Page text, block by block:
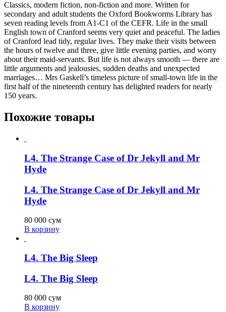
Classics, modern fiction, non-fiction and more. Written for
secondary and adult students the Oxford Bookworms Library has
seven reading levels from A1-C1 of the CEFR. Life in the small
English town of Cranford seems very quiet and peaceful. The ladies
of Cranford lead tidy, regular lives. They make their visits between
the hours of twelve and three, give little evening parties, and worry
about their maid-servants. But life is not always smooth — there are
little arguments and jealousies, sudden deaths and unexpected
marriages… Mrs Gaskell’s timeless picture of small-town life in the
first half of the nineteenth century has delighted readers for nearly
150 years.
Похожие товары
L4. The Strange Case of Dr Jekyll and Mr
Hyde
L4. The Strange Case of Dr Jekyll and Mr
Hyde
80 000 сум
В корзину
L4. The Big Sleep
L4. The Big Sleep
80 000 сум
В корзину